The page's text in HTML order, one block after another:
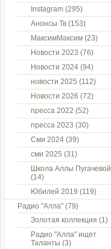
Instagram (295)
Анонсы Тв (153)
МаксимМаксим (23)
Новости 2023 (76)
Новости 2024 (94)
новости 2025 (112)
Новости 2026 (72)
пресса 2022 (52)
пресса 2023 (30)
Сми 2024 (39)
сми 2025 (31)
Школа Аллы Пугачевой
(14)
Юбилей 2019 (119)
Радио "Алла" (79)
Золотая коллекция (1)
Радио "Алла" ищет
Таланты (3)